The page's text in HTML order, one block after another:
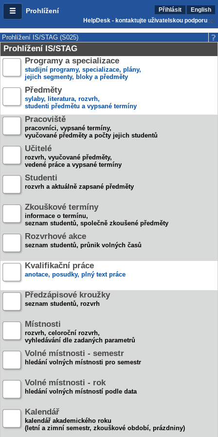
Prohlížení Přihlásit
English
HelpDesk - kontaktujte uživatelskou podporu
Prohlížení IS/STAG (S025)
Prohlížení IS/STAG
Programy a specializace
studijní programy, specializace, plány,
jejich segmenty, bloky a předměty
Předměty
sylaby, literatura, rozvrh,
studenti předmětu a vypsané termíny
Pracoviště
pracovníci, vypsané termíny,
vyučované předměty a počty jejich studentů
Učitelé
rozvrh, vyučované předměty,
vedené práce a vypsané termíny
Studenti
rozvrh a aktuálně zapsané předměty
Zkouškové termíny
informace o termínu,
seznam studentů, společně zkoušené předměty
Rozvrhové akce
seznam studentů, průnik volných časů
Kvalifikační práce
anotace, posudky, plný text práce
Předzápisové kroužky
seznam studentů, rozvrh
Místnosti
rozvrh, celoroční rozvrh,
vyhledávání dle zadaných parametrů
Volné místnosti - semestr
hledání volných místnosti pro semestr
Volné místnosti - rok
hledání volných místností podle data
Kalendář
kalendář akademického roku
(letní a zimní semestr, zkouškové období, prázdniny)